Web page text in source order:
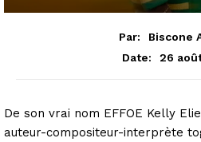
Par:
Biscone
Date:
26
De son vrai nom EFFOE Kelly
auteur-compositeur-interprète